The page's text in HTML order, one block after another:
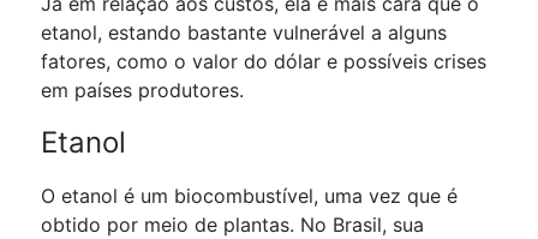
etanol, estando bastante vulnerável a alguns
fatores, como o valor do dólar e possíveis crises
em países produtores.
Etanol
O etanol é um biocombustível, uma vez que é
obtido por meio de plantas. No Brasil, sua